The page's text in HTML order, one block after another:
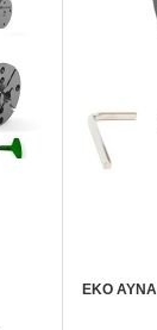
EKO